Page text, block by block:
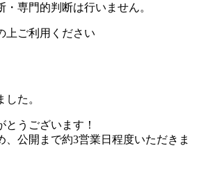
専門的判断は行いません。
上ご利用ください
た。
とうございます！
、公開まで約3営業日程度いただきま